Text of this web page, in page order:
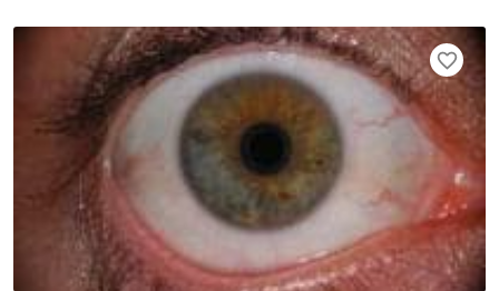
favorite_border